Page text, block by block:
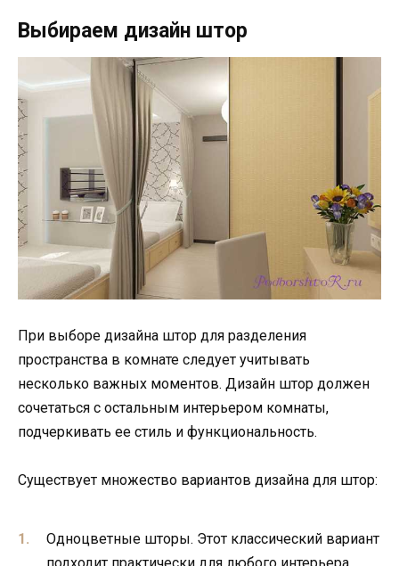
Выбираем дизайн штор
При выборе дизайна штор для разделения
пространства в комнате следует учитывать
несколько важных моментов. Дизайн штор должен
сочетаться с остальным интерьером комнаты,
подчеркивать ее стиль и функциональность.
Существует множество вариантов дизайна для штор:
Одноцветные шторы. Этот классический вариант
подходит практически для любого интерьера.